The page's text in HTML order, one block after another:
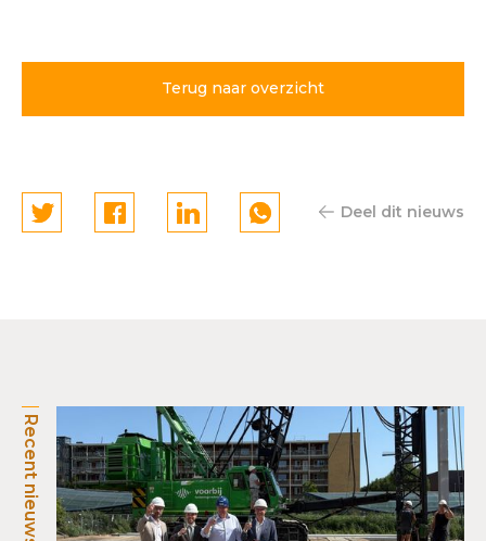
Gelre ziekenhuizen
Apeldoorn
Terug naar overzicht
Deel dit nieuws
Recent nieuws